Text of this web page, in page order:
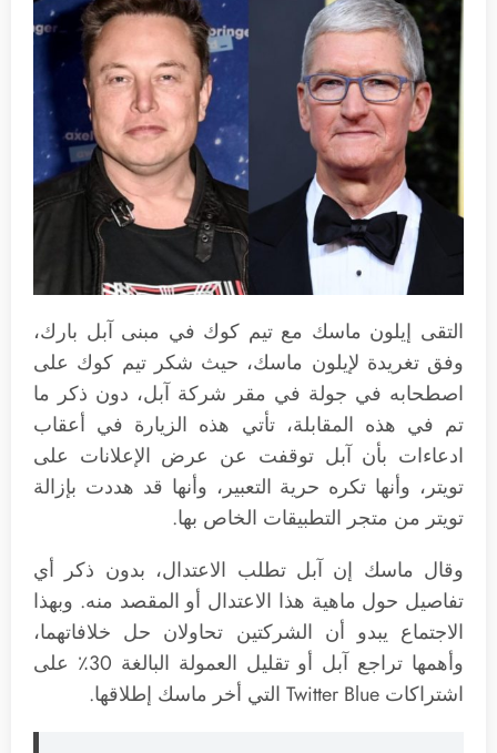
التقى إيلون ماسك مع تيم كوك في مبنى آبل بارك،
وفق تغريدة لإيلون ماسك، حيث شكر تيم كوك على
اصطحابه في جولة في مقر شركة آبل، دون ذكر ما
تم في هذه المقابلة، تأتي هذه الزيارة في أعقاب
ادعاءات بأن آبل توقفت عن عرض الإعلانات على
تويتر، وأنها تكره حرية التعبير، وأنها قد هددت بإزالة
تويتر من متجر التطبيقات الخاص بها.
وقال ماسك إن آبل تطلب الاعتدال، بدون ذكر أي
تفاصيل حول ماهية هذا الاعتدال أو المقصد منه. وبهذا
الاجتماع يبدو أن الشركتين تحاولان حل خلافاتهما،
وأهمها تراجع آبل أو تقليل العمولة البالغة 30٪ على
اشتراكات Twitter Blue التي أخر ماسك إطلاقها.